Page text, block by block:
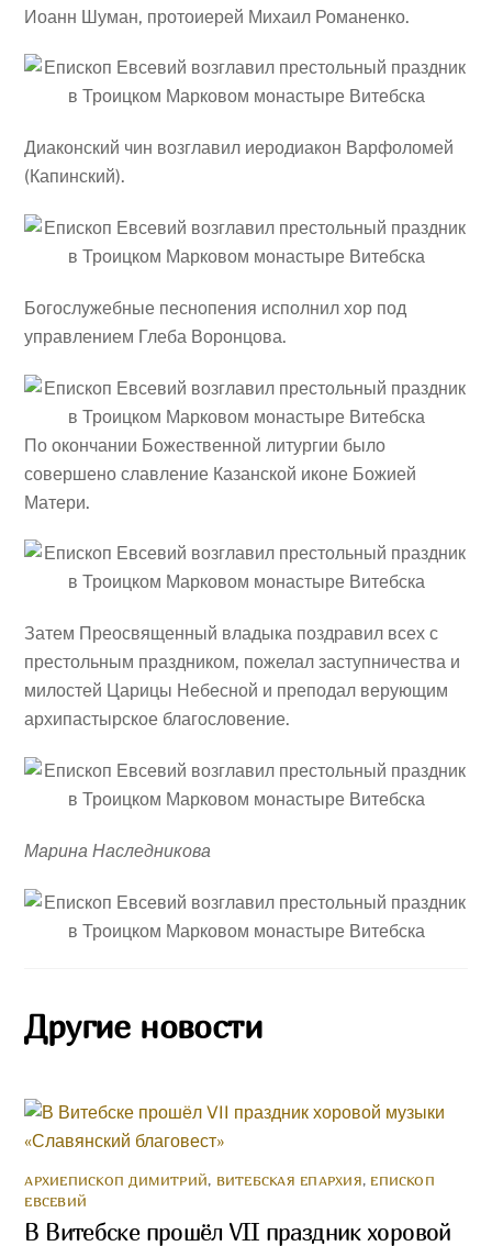
Иоанн Шуман, протоиерей Михаил Романенко.
Диаконский чин возглавил иеродиакон Варфоломей
(Капинский).
Богослужебные песнопения исполнил хор под
управлением Глеба Воронцова.
По окончании Божественной литургии было
совершено славление Казанской иконе Божией
Матери.
Затем Преосвященный владыка поздравил всех с
престольным праздником, пожелал заступничества и
милостей Царицы Небесной и преподал верующим
архипастырское благословение.
Марина Наследникова
Другие новости
АРХИЕПИСКОП ДИМИТРИЙ, ВИТЕБСКАЯ ЕПАРХИЯ, ЕПИСКОП
ЕВСЕВИЙ
В Витебске прошёл VII праздник хоровой